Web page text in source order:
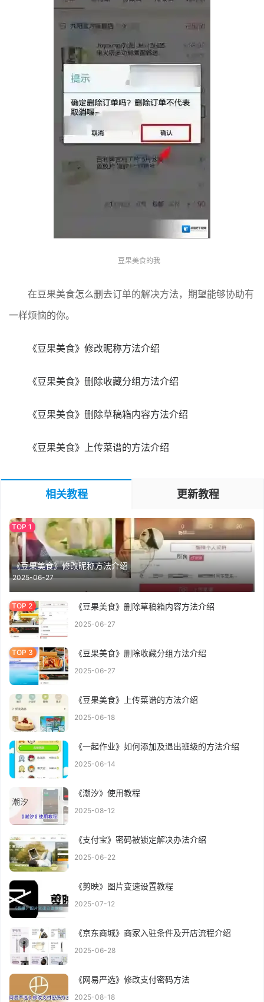
豆果美食的我
在豆果美食怎么删去订单的解决方法，期望能够协助有
一样烦恼的你。
《豆果美食》修改昵称方法介绍
《豆果美食》删除收藏分组方法介绍
《豆果美食》删除草稿箱内容方法介绍
《豆果美食》上传菜谱的方法介绍
相关教程 更新教程
《豆果美食》修改昵称方法介绍
2025-06-27
《豆果美食》删除草稿箱内容方法介绍
2025-06-27
《豆果美食》删除收藏分组方法介绍
2025-06-27
《豆果美食》上传菜谱的方法介绍
2025-06-18
《一起作业》如何添加及退出班级的方法介绍
2025-06-14
《潮汐》使用教程
2025-08-12
《支付宝》密码被锁定解决办法介绍
2025-06-22
《剪映》图片变速设置教程
2025-07-12
《京东商城》商家入驻条件及开店流程介绍
2025-06-28
《网易严选》修改支付密码方法
2025-08-18